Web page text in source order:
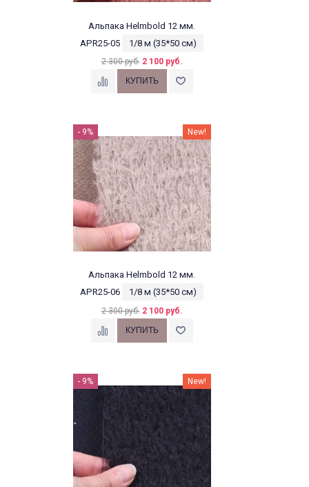
Альпака Helmbold 12 мм.
APR25-05
1/8 м (35*50 см)
2 300 руб. 2 100 руб.
- 9% New!
Альпака Helmbold 12 мм.
APR25-06
1/8 м (35*50 см)
2 300 руб. 2 100 руб.
- 9% New!